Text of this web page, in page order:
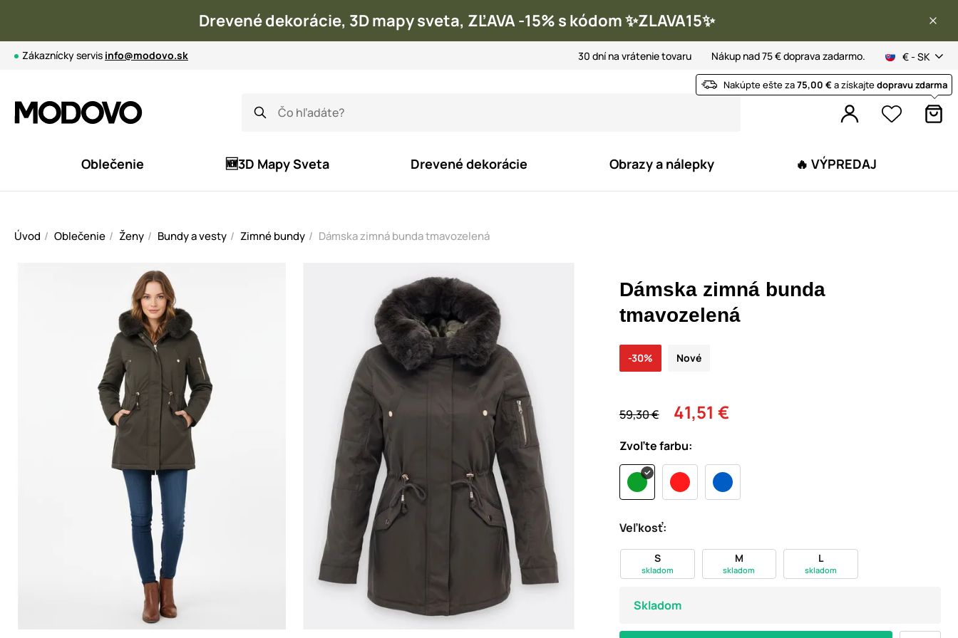
Drevené dekorácie, 3D mapy sveta, ZĽAVA -15% s kódom ✨ZLAVA15✨
Zákaznícky servis info@modovo.sk 30 dní na vrátenie tovaru Nákup nad 75 € doprava zadarmo. € - SK
Nakúpte ešte za75,00 €a získajtedopravu zdarma
Oblečenie 🆕3D Mapy Sveta Drevené dekorácie Obrazy a nálepky 🔥 VÝPREDAJ
Úvod Oblečenie Ženy Bundy a vesty Zimné bundy Dámska zimná bunda tmavozelená
Dámska zimná bunda
tmavozelená
59,30 € 41,51 €
-30% Nové
Zvoľte farbu:
Veľkosť:
S
skladom
M
skladom
L
skladom
Skladom